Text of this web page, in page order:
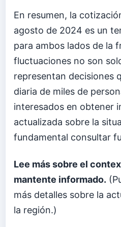
En resumen, la
agosto de 2024 es un
para ambos lados de la
fluctuaciones no son
representan decisiones
diaria de miles de
interesados en obtener
actualizada sobre la
fundamental consultar
Lee más sobre el
mantente informado.
más detalles sobre la
la región.)